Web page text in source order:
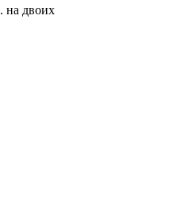
на двоих